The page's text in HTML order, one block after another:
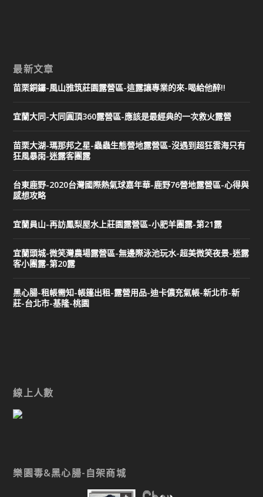
最新文章
苗栗銅鑼-風山雅筑莊園露營區-這露讓專業的來-喝給他醉!!
宜蘭大同-大同圓頂360露營區-應該是最經典的一次救火露營
苗栗大湖-瑪那邦之星-蟲蟲生態營地露營區-沒遇到超狂雲海只有
狂風暴雨-迷露客團露
台東鹿野-2020台灣國際熱氣球嘉年華-鹿野76營地露營區-心得與
感想攻略
宜蘭員山-再訪鳳梨屋水上莊園露營區-小肥羊團露-第21露
宜蘭頭城-微笑灣農場露營區-無邊際泳池玩水-超美微笑夜景-迷露
客小團露-第20露
黑心腸-租帳需知-帳篷出租-露營用品-迪卡儂充氣帳-新北市-新
莊-台北市-基隆-桃園
線上人數
樂園毒&黑心腸-自架商城